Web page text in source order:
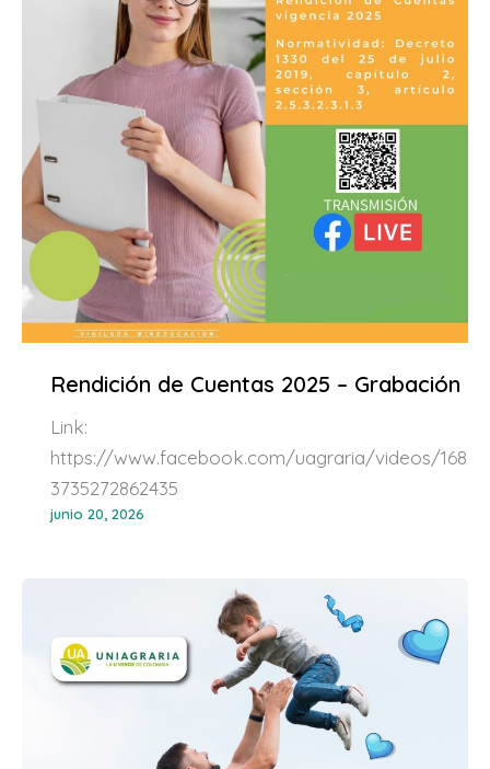
Rendición de Cuentas 2025 – Grabación
Link:
https://www.facebook.com/uagraria/videos/168
3735272862435
junio 20, 2026